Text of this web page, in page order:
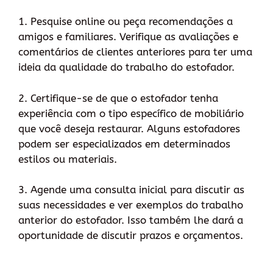
1. Pesquise online ou peça recomendações a
amigos e familiares. Verifique as avaliações e
comentários de clientes anteriores para ter uma
ideia da qualidade do trabalho do estofador.
2. Certifique-se de que o estofador tenha
experiência com o tipo específico de mobiliário
que você deseja restaurar. Alguns estofadores
podem ser especializados em determinados
estilos ou materiais.
3. Agende uma consulta inicial para discutir as
suas necessidades e ver exemplos do trabalho
anterior do estofador. Isso também lhe dará a
oportunidade de discutir prazos e orçamentos.